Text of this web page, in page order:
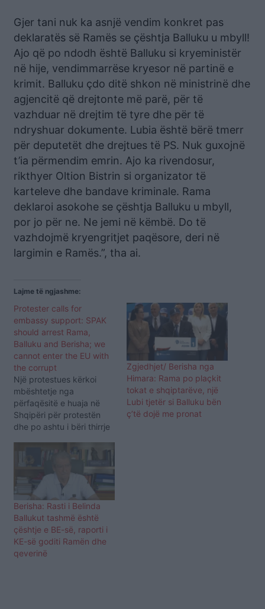
Gjer tani nuk ka asnjë vendim konkret pas
deklaratës së Ramës se çështja Balluku u mbyll!
Ajo që po ndodh është Balluku si kryeministër
në hije, vendimmarrëse kryesor në partinë e
krimit. Balluku çdo ditë shkon në ministrinë dhe
agjencitë që drejtonte më parë, për të
vazhduar në drejtim të tyre dhe për të
ndryshuar dokumente. Lubia është bërë tmerr
për deputetët dhe drejtues të PS. Nuk guxojnë
t’ia përmendim emrin. Ajo ka rivendosur,
rikthyer Oltion Bistrin si organizator të
karteleve dhe bandave kriminale. Rama
deklaroi asokohe se çështja Balluku u mbyll,
por jo për ne. Ne jemi në këmbë. Do të
vazhdojmë kryengritjet paqësore, deri në
largimin e Ramës.”, tha ai.
Lajme të ngjashme:
Protester calls for
embassy support: SPAK
should arrest Rama,
Balluku and Berisha; we
cannot enter the EU with
the corrupt
Një protestues kërkoi
mbështetje nga
përfaqësitë e huaja në
Shqipëri për protestën
dhe po ashtu i bëri thirrje
kryeministrin Edi Rama,
Belinda Balluku dhe kreun
e opozitës, Sali Berisha. Ai
akuzoi Berishën si
bashkëpunëtor të Ramës.
“Berisha ka rizgjedhur ve
Zgjedhjet/ Berisha nga
Himara: Rama po plaçkit
tokat e shqiptarëve, një
Lubi tjetër si Balluku bën
ç’të dojë me pronat
Berisha: Rasti i Belinda
Ballukut tashmë është
çështje e BE-së, raporti i
KE-së goditi Ramën dhe
qeverinë